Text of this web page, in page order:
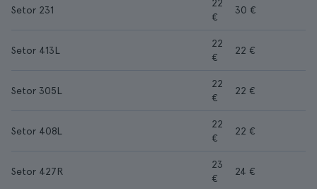
Setor 231
22
€
30 €
Setor 413L
22
€
22 €
Setor 305L
22
€
22 €
Setor 408L
22
€
22 €
Setor 427R
23
€
24 €